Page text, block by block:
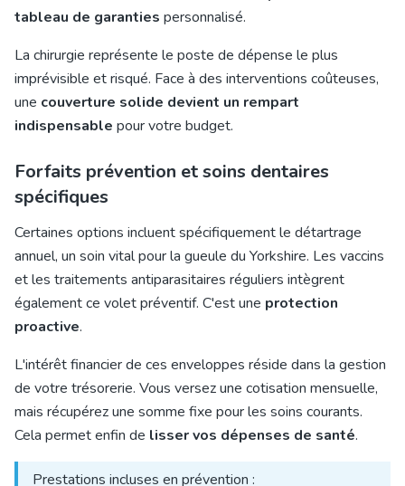
tableau de garanties personnalisé.
La chirurgie représente le poste de dépense le plus
imprévisible et risqué. Face à des interventions coûteuses,
une couverture solide devient un rempart
indispensable pour votre budget.
Forfaits prévention et soins dentaires
spécifiques
Certaines options incluent spécifiquement le détartrage
annuel, un soin vital pour la gueule du Yorkshire. Les vaccins
et les traitements antiparasitaires réguliers intègrent
également ce volet préventif. C'est une protection
proactive.
L'intérêt financier de ces enveloppes réside dans la gestion
de votre trésorerie. Vous versez une cotisation mensuelle,
mais récupérez une somme fixe pour les soins courants.
Cela permet enfin de lisser vos dépenses de santé.
Prestations incluses en prévention :